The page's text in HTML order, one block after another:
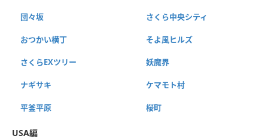
団々坂 さくら中央シティ
おつかい横丁 そよ風ヒルズ
さくらEXツリー 妖魔界
ナギサキ ケマモト村
平釜平原 桜町
USA編